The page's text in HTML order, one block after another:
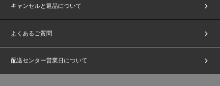
「オフラインイベント」概要】
■開催日程：
2026年4月9日(木)
■会場：千葉県内某所
ます。
キャンセルと返品について
よくあるご質問
配送センター営業日について